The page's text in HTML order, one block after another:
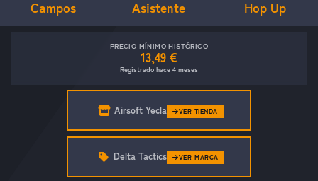
Campos Asistente Hop Up
PRECIO MÍNIMO HISTÓRICO
13,49 €
Registrado hace 4 meses
Airsoft Yecla VER TIENDA
Delta Tactics VER MARCA